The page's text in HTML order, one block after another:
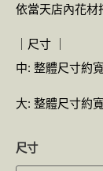
依當天店內花材
｜尺寸 ｜
中: 整體尺寸約
大: 整體尺寸約
尺寸